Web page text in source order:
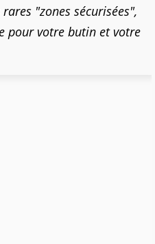
"zones sécurisées",
pour votre butin et votre